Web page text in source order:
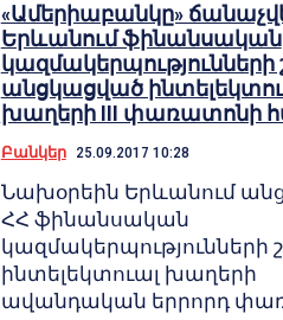
«Ամերիաբանկը»
Երևանում ֆինանսական
կազմակերպությունների
անցկացված
խաղերի III փառատոնի
Բանկեր 25.09.2017 10:28
Նախօրեին Երևանում
ՀՀ ֆինանսական
կազմակերպությունների
ինտելեկտուալ խաղերի
ավանդական երրորդ